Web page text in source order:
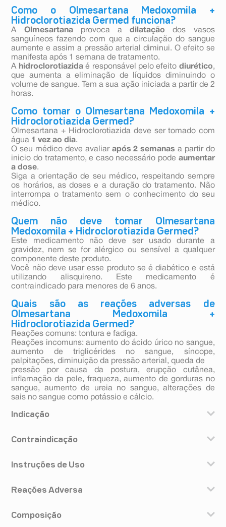
Como o Olmesartana Medoxomila +
Hidroclorotiazida Germed funciona?
A Olmesartanaprovoca adilatação dos vasos
sanguíneos fazendo com que a circulação do sangue
aumente e assim a pressão arterial diminui. O efeito se
manifesta após 1 semana de tratamento.
A hidroclorotiazidaé responsável pelo efeito diurético,
que aumenta a eliminação de líquidos diminuindo o
volume de sangue. Tem a sua ação iniciada a partir de 2
horas.
Como tomar o Olmesartana Medoxomila +
Hidroclorotiazida Germed?
Olmesartana + Hidroclorotiazida deve ser tomado com
água 1 vez ao dia.
O seu médico deve avaliar após 2 semanas a partir do
inicio do tratamento, e caso necessário pode aumentar
a dose.
Siga a orientação de seu médico, respeitando sempre
os horários, as doses e a duração do tratamento. Não
interrompa o tratamento sem o conhecimento do seu
médico.
Quem não deve tomar Olmesartana
Medoxomila + Hidroclorotiazida Germed?
Este medicamento não deve ser usado durante a
gravidez, nem se for alérgico ou sensível a qualquer
componente deste produto.
Você não deve usar esse produto se é diabético e está
utilizando alisquireno. Este medicamento é
contraindicado para menores de 6 anos.
Quais são as reações adversas de
Olmesartana Medoxomila +
Hidroclorotiazida Germed?
Reações comuns: tontura e fadiga.
Reações incomuns: aumento do ácido úrico no sangue,
aumento de triglicérides no sangue, síncope,
palpitações, diminuição da pressão arterial, queda de
pressão por causa da postura, erupção cutânea,
inflamação da pele, fraqueza, aumento de gorduras no
sangue, aumento de ureia no sangue, alterações de
sais no sangue como potássio e cálcio.
Indicação
indicado para o tratamento da pressão arterial alta, ou
(pressão “baixa” ou diastólica).
Contraindicação
hidroclorotiazida se for alérgico ou sensível a qualquer
haver semelhança entre essa substância e a
insuficiência renal grave ou de diminuição da
quantidade de urina (anúria).
Instruções de Uso
potável, uma vez ao dia. Não é recomendada a
pressão arterial, a dose pode ser aumentada em
Reações Adversa
aparecer alguns efeitos indesejáveis durante o uso de
Composição